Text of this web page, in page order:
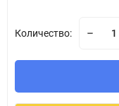
Количество: